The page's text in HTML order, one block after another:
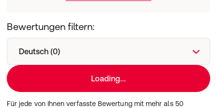
Bewertungen filtern:
Deutsch (0)
Loading...
Für jede von Ihnen verfasste Bewertung mit mehr als 50